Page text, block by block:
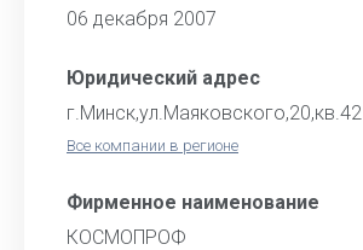
06 декабря 2007
Юридический адрес
г.Минск,ул.Маяковского,20,кв.42
Все компании в регионе
Фирменное наименование
КОСМОПРОФ